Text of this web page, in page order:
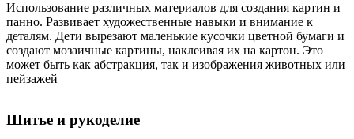
Использование различных материалов для создания картин и
панно. Развивает художественные навыки и внимание к
деталям. Дети вырезают маленькие кусочки цветной бумаги и
создают мозаичные картины, наклеивая их на картон. Это
может быть как абстракция, так и изображения животных или
пейзажей
Шитье и рукоделие